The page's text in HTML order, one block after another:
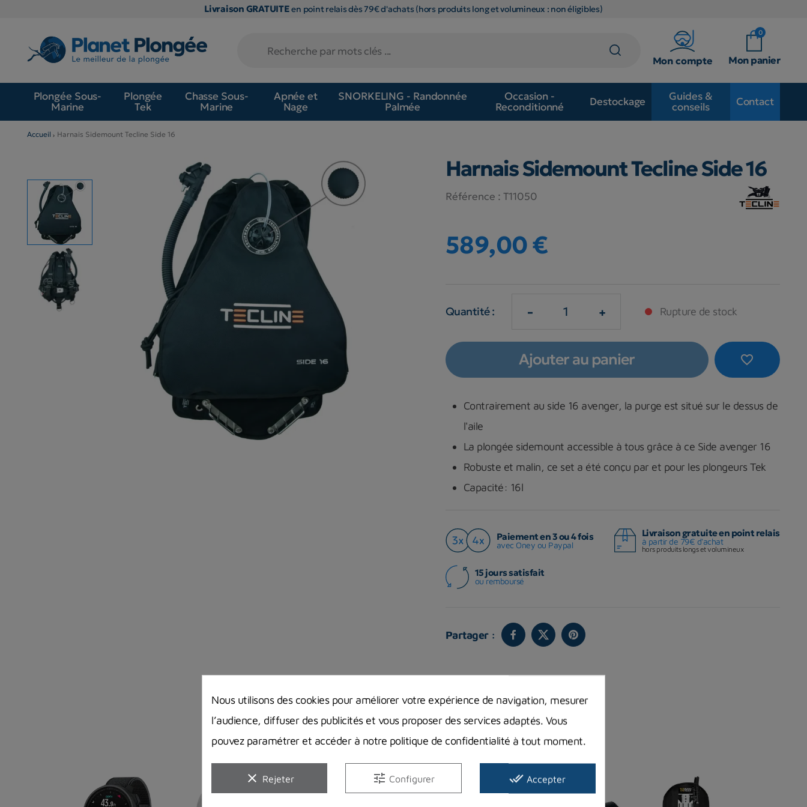
Livraison GRATUITEen point relais dès 79€ d'achats (hors produits long et volumineux : non éligibles)
Mon compte
0
Mon panier
Plongée Sous-
Marine
Plongée
Tek
Chasse Sous-
Marine
Apnée et
Nage
SNORKELING - Randonnée
Palmée
Occasion -
Reconditionné
Destockage
Guides &
conseils
Contact
Accueil Harnais Sidemount Tecline Side 16
Harnais Sidemount Tecline Side 16
Référence : T11050
589,00 €
Quantité : - + Rupture de stock
favorite_border
Ajouter au panier
Contrairement au side 16 avenger, la purge est situé sur le dessus de
l'aile
La plongée sidemount accessible à tous grâce à ce Side avenger 16
Robuste et malin, ce set a été conçu par et pour les plongeurs Tek
Capacité: 16l
Paiement en 3 ou 4 fois
avec Oney ou Paypal
Livraison gratuite en point relais
à partir de 79€ d'achat
hors produits longs et volumineux
15 jours satisfait
ou remboursé
Partager :
Vous aimerez aussi
Nous utilisons des cookies pour améliorer votre expérience de navigation, mesurer
l’audience, diffuser des publicités et vous proposer des services adaptés. Vous
pouvez paramétrer et accéder à notre politique de confidentialité à tout moment.
clear Rejeter tune Configurer done_all Accepter